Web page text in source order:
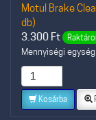
Motul Brake
db)
3.300 Ft
Mennyiségi
Kosárba